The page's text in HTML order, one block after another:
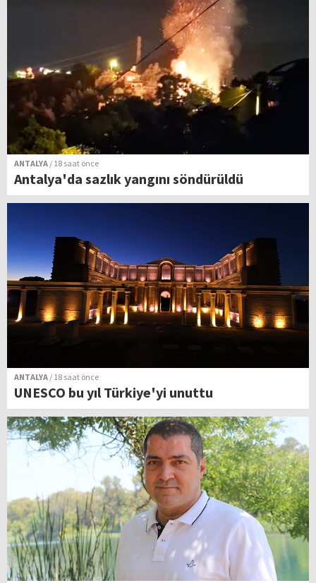
ANTALYA / 18 saat önce
Antalya'da sazlık yangını söndürüldü
ANTALYA / 18 saat önce
UNESCO bu yıl Türkiye'yi unuttu